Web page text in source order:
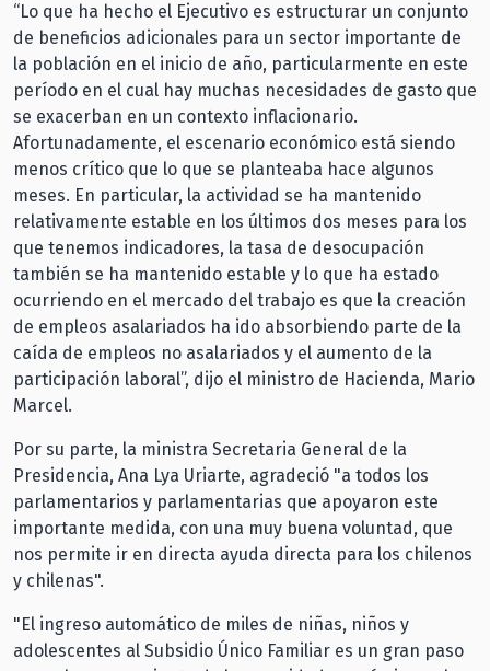
“Lo que ha hecho el Ejecutivo es estructurar un conjunto
de beneficios adicionales para un sector importante de
la población en el inicio de año, particularmente en este
período en el cual hay muchas necesidades de gasto que
se exacerban en un contexto inflacionario.
Afortunadamente, el escenario económico está siendo
menos crítico que lo que se planteaba hace algunos
meses. En particular, la actividad se ha mantenido
relativamente estable en los últimos dos meses para los
que tenemos indicadores, la tasa de desocupación
también se ha mantenido estable y lo que ha estado
ocurriendo en el mercado del trabajo es que la creación
de empleos asalariados ha ido absorbiendo parte de la
caída de empleos no asalariados y el aumento de la
participación laboral”, dijo el ministro de Hacienda, Mario
Marcel.
Por su parte, la ministra Secretaria General de la
Presidencia, Ana Lya Uriarte, agradeció "a todos los
parlamentarios y parlamentarias que apoyaron este
importante medida, con una muy buena voluntad, que
nos permite ir en directa ayuda directa para los chilenos
y chilenas".
"El ingreso automático de miles de niñas, niños y
adolescentes al Subsidio Único Familiar es un gran paso